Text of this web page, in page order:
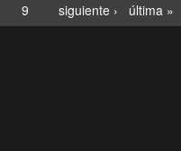
9 siguiente › última »